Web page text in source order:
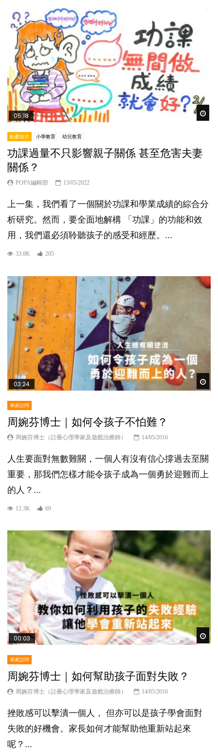
05:18
動畫短片 小學教育 幼兒教育
功課過量不只影響親子關係 甚至危害夫妻
關係？
POPA編輯部 13/05/2022
上一集，我們看了一個關於功課和學業成績的綜合分
析研究。然而，要全面地解構 「功課」的功能和效
用，我們還必須聆聽孩子的感受和經歷。...
33.8K 205
03:24
專家訪問
周婉芬博士｜如何令孩子不怕難？
周婉芬博士（註冊心理學家及遊戲治療師） 14/05/2016
人生要面對無數難關，一個人有沒有信心撐過去至關
重要，那我們怎樣才能令孩子成為一個勇於迎難而上
的人？...
12.3K 69
00:03
專家訪問
周婉芬博士｜如何幫助孩子面對失敗？
周婉芬博士（註冊心理學家及遊戲治療師） 14/05/2016
挫敗感可以擊潰一個人， 但亦可以是孩子學會面對
失敗的好機會。家長如何才能幫助他重新站起來
呢？...